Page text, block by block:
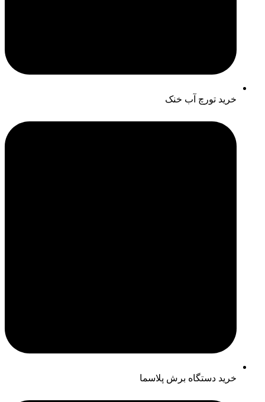
خرید تورچ آب خنک
خرید دستگاه برش پلاسما